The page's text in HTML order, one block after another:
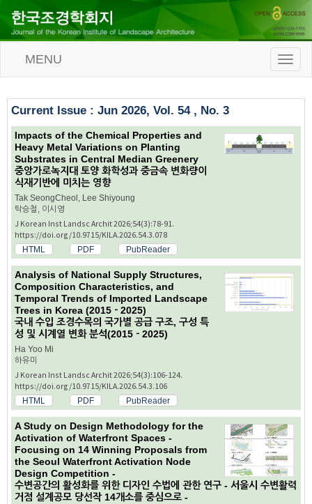
T
o
g
n
a
MENU
Current Issue : Jun 2026, Vol. 54 , No. 3
Impacts of the Chemical Properties and
Heavy Metal Variations on Planting
Substrates in Central Median Greenery
중앙가로녹지대 토양 화학성과 중금속 변화량이
식재기반에 미치는 영향
Tak SeongCheol, Lee Shiyoung
탁승철, 이시영
J Korean Inst Landsc Archit 2026;54(3):78-91.
https://doi.org/10.9715/KILA.2026.54.3.078
HTML PDF PubReader
Analysis of National Supply Structures,
Composition Characteristics, and
Temporal Trends of Imported Landscape
Trees in Korea (2015－2025)
국내 수입 조경수목의 국가별 공급 구조, 구성 특
성 및 시계열 변화 분석(2015－2025)
Ha Yoo Mi
하유미
J Korean Inst Landsc Archit 2026;54(3):106-124.
https://doi.org/10.9715/KILA.2026.54.3.106
HTML PDF PubReader
A Study on Design Methodology for the
Activation of Waterfront Spaces -
Focusing on 14 Winning Proposals from
the Seoul Waterfront Activation Node
Design Competition -
수변공간의 활성화를 위한 디자인 수법에 관한 연구 - 서울시 수변활력
거점 설계공모 당선작 14개소를 중심으로 -